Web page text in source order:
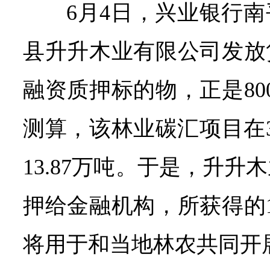
6月4日，兴业银行
县升升木业有限公司发
融资质押标的物，正是
测算，该林业碳汇项目
13.87万吨。于是，升升
押给金融机构，所获得
将用于和当地林农共同开